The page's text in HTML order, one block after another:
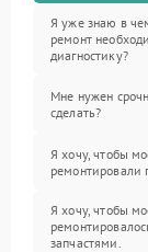
Я уже знаю в
ремонт
диагностику?
Мне нужен
сделать?
Я хочу, чтобы
ремонтировали
Я хочу, чтобы
запчастями.